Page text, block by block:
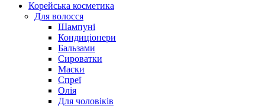
Корейська косметика
Для волосся
Шампуні
Кондиціонери
Бальзами
Сироватки
Маски
Спреї
Олія
Для чоловіків